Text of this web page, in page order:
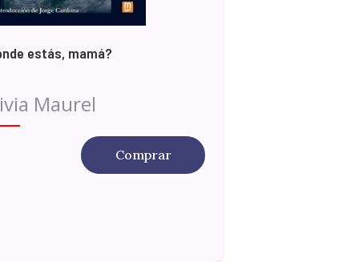
estás, mamá?
Maurel
Comprar